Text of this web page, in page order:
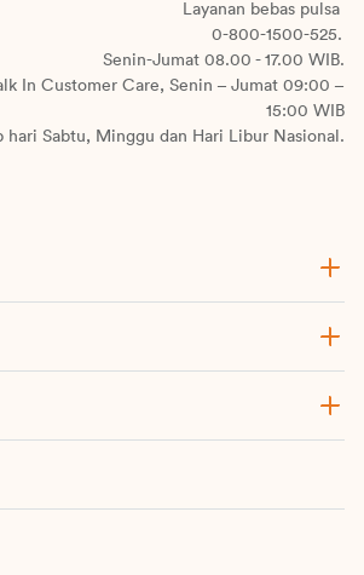
Layanan bebas pulsa
0-800-1500-525.
Senin-Jumat 08.00 - 17.00 WIB.
In Customer Care, Senin – Jumat 09:00 –
15:00 WIB
hari Sabtu, Minggu dan Hari Libur Nasional.